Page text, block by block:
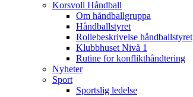
Korsvoll Håndball
Om håndballgruppa
Håndballstyret
Rollebeskrivelse håndballstyret
Klubbhuset Nivå 1
Rutine for konflikthåndtering
Nyheter
Sport
Sportslig ledelse